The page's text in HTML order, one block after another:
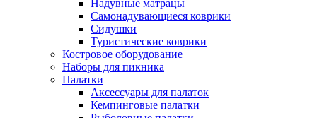
Надувные матрацы
Самонадувающиеся коврики
Сидушки
Туристические коврики
Костровое оборудование
Наборы для пикника
Палатки
Аксессуары для палаток
Кемпинговые палатки